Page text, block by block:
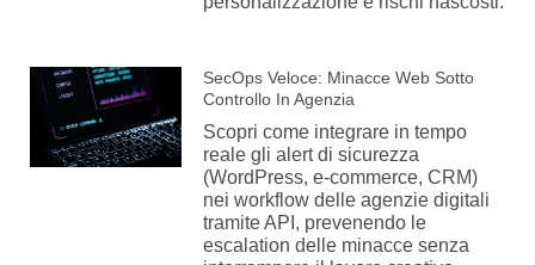
SecOps Veloce: Minacce Web Sotto
Controllo In Agenzia
Scopri come integrare in tempo
reale gli alert di sicurezza
(WordPress, e-commerce, CRM)
nei workflow delle agenzie digitali
tramite API, prevenendo le
escalation delle minacce senza